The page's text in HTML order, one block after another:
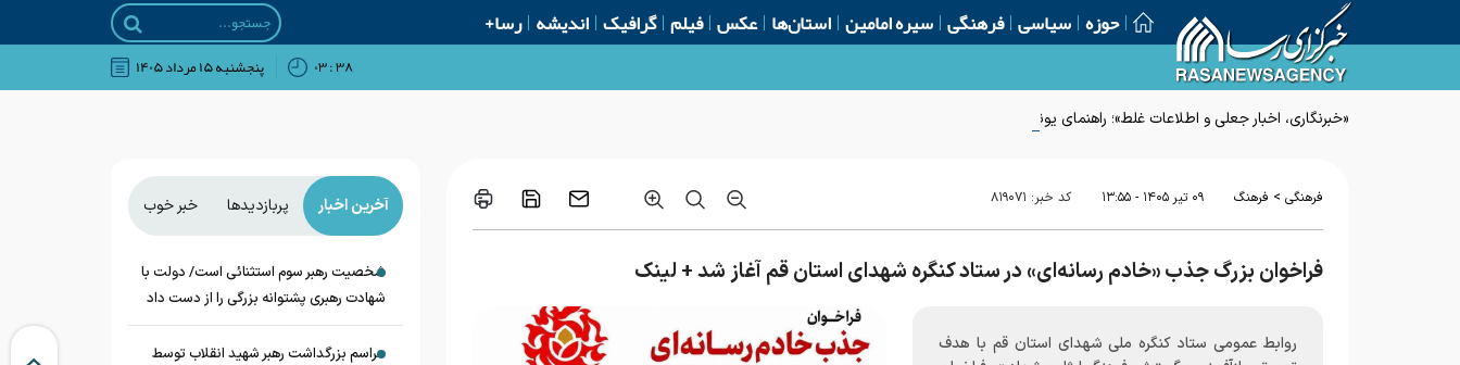
حوزه سیاسی فرهنگی سیره امامین استان‌ها عکس فیلم گرافیک اندیشه رسا+
۳۸ : ۰۳ پنجشنبه ۱۵ مرداد ۱۴۰۵
«خبرنگاری، اخبار جعلی و اطلاعات غلط»؛ راهنمای یونسکو برای مقابله با بحران اختلال اطلاعاتی
فرهنگی > فرهنگ ۰۹ تير ۱۴۰۵ - ۱۳:۵۵ کد خبر: ۸۱۹۰۷۱
فراخوان بزرگ جذب «خادم رسانه‌ای» در ستاد کنگره شهدای استان قم آغاز شد + لینک
روابط عمومی ستاد کنگره ملی شهدای استان قم با هدف
آخرین اخبار پربازدیدها خبر خوب
شخصیت رهبر سوم استثنائی است/ دولت با
شهادت رهبری پشتوانه بزرگی را از دست داد
مراسم بزرگداشت رهبر شهید انقلاب توسط